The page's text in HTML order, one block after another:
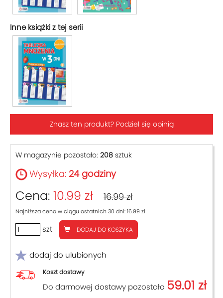
Inne książki z tej serii
Znasz ten produkt? Podziel się opinią
W magazynie pozostało: 208 sztuk
Wysyłka: 24 godziny
Cena: 10.99 zł 16.99 zł
Najniższa cena w ciągu ostatnich 30 dni: 16.99 zł
szt DODAJ DO KOSZYKA
dodaj do ulubionych
Koszt dostawy
Do darmowej dostawy pozostało 59.01 zł